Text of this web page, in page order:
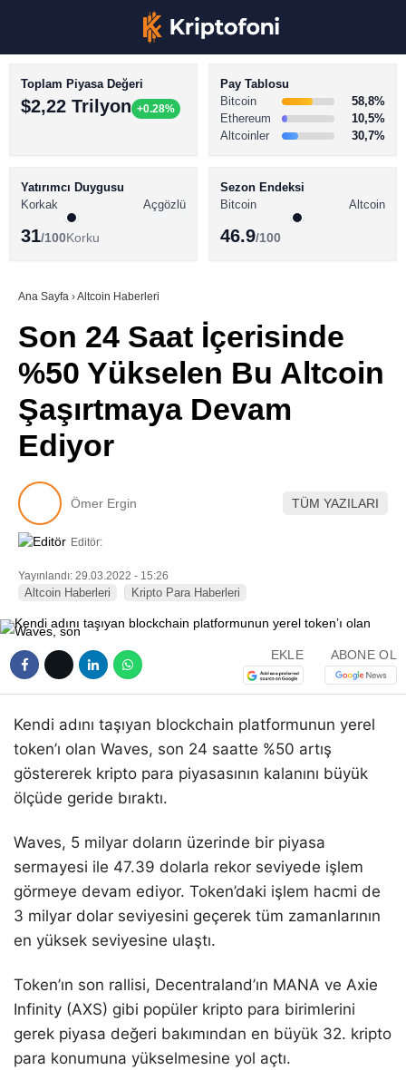
Youtube
TikTok
BİTCOİN HABERLERİ
ALTCOİN HABERLERİ
SÖZLÜK
Toplam Piyasa Değeri
$2,22 Trilyon +0.28%
Pay Tablosu
Bitcoin
58,8%
Ethereum
10,5%
Altcoinler
30,7%
Yatırımcı Duygusu
Korkak
Açgözlü
31/100Korku
Sezon Endeksi
Bitcoin
Altcoin
46.9/100
Ana Sayfa ›Altcoin Haberleri
Son 24 Saat İçerisinde
%50 Yükselen Bu Altcoin
Şaşırtmaya Devam
Ediyor
Ömer Ergin TÜM YAZILARI
Editör:
Yayınlandı: 29.03.2022 - 15:26
Altcoin Haberleri Kripto Para Haberleri
EKLE ABONE OL
Kendi adını taşıyan blockchain platformunun yerel
token’ı olan Waves, son 24 saatte %50 artış
göstererek kripto para piyasasının kalanını büyük
ölçüde geride bıraktı.
Waves, 5 milyar doların üzerinde bir piyasa
sermayesi ile 47.39 dolarla rekor seviyede işlem
görmeye devam ediyor. Token’daki işlem hacmi de
3 milyar dolar seviyesini geçerek tüm zamanlarının
en yüksek seviyesine ulaştı.
Token’ın son rallisi, Decentraland’ın MANA ve Axie
Infinity (AXS) gibi popüler kripto para birimlerini
gerek piyasa değeri bakımından en büyük 32. kripto
para konumuna yükselmesine yol açtı.